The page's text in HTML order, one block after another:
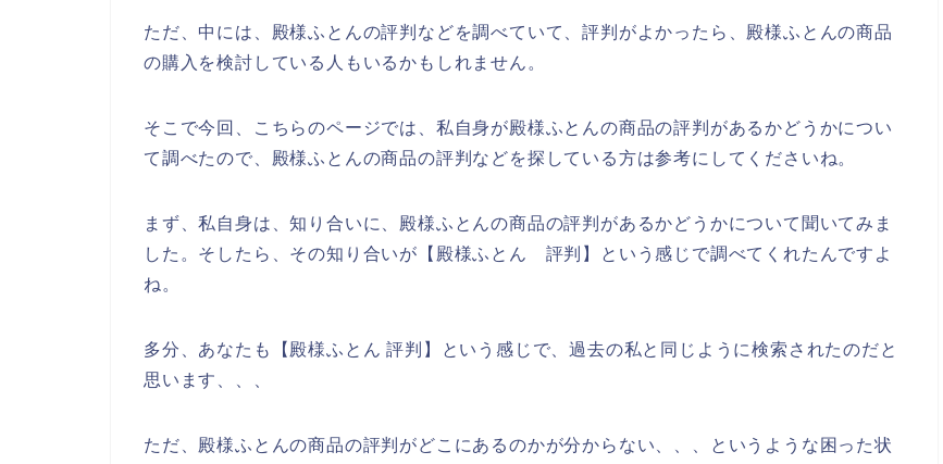
ただ、中には、殿様ふとんの評判などを調べていて、評判がよかったら、殿様ふとんの商品
の購入を検討している人もいるかもしれません。
そこで今回、こちらのページでは、私自身が殿様ふとんの商品の評判があるかどうかについ
て調べたので、殿様ふとんの商品の評判などを探している方は参考にしてくださいね。
まず、私自身は、知り合いに、殿様ふとんの商品の評判があるかどうかについて聞いてみま
した。そしたら、その知り合いが【殿様ふとん 評判】という感じで調べてくれたんですよ
ね。
多分、あなたも【殿様ふとん 評判】という感じで、過去の私と同じように検索されたのだと
思います、、、
ただ、殿様ふとんの商品の評判がどこにあるのかが分からない、、、というような困った状